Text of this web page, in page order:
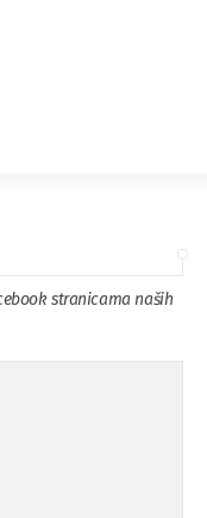
stranicama naših